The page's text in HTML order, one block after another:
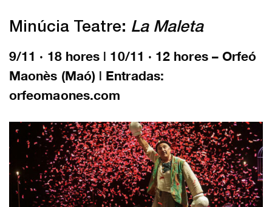
Minúcia Teatre: La Maleta
9/11 · 18 hores | 10/11 · 12 hores – Orfeó
Maonès (Maó) | Entradas:
orfeomaones.com